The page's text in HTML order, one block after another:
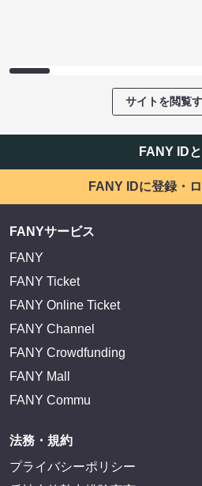
サイトを閲覧
FANY ID
FANY IDに登録・
FANYサービス
FANY
FANY Ticket
FANY Online Ticket
FANY Channel
FANY Crowdfunding
FANY Mall
FANY Commu
法務・規約
プライバシーポリシー